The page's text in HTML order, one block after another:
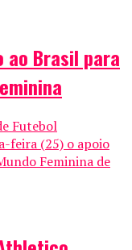
ao Brasil para
Futebol
feira (25) o apoio
Feminina de